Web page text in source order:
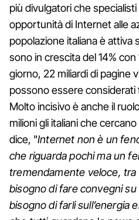
più divulgatori che
opportunità di Internet alle
popolazione italiana è attiva
sono in crescita del 14% con
giorno, 22 miliardi di pagine
possono essere considerati
Molto incisivo è anche il
milioni gli italiani che
dice, "Internet non è un
che riguarda pochi ma un
tremendamente veloce, tra
bisogno di fare convegni
bisogno di farli sull’energia